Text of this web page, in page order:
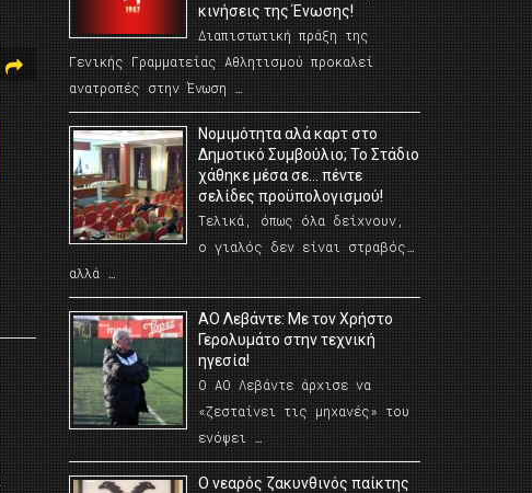
κινήσεις της Ένωσης!
Διαπιστωτική πράξη της
Γενικής Γραμματείας Αθλητισμού προκαλεί
ανατροπές στην Ένωση …
Νομιμότητα αλά καρτ στο
Δημοτικό Συμβούλιο; Το Στάδιο
χάθηκε μέσα σε… πέντε
σελίδες προϋπολογισμού!
Τελικά, όπως όλα δείχνουν,
ο γιαλός δεν είναι στραβός…
αλλά …
ΑΟ Λεβάντε: Με τον Χρήστο
Γερολυμάτο στην τεχνική
ηγεσία!
Ο ΑΟ Λεβάντε άρχισε να
«ζεσταίνει τις μηχανές» του
ενόψει …
O νεαρός ζακυνθινός παίκτης